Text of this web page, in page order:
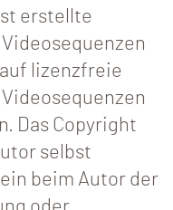
erstellte
lizenzfreie
Das Copyright
selbst
beim Autor der